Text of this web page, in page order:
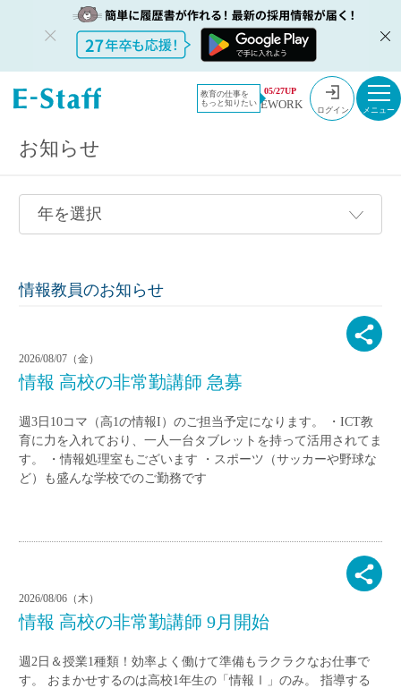
教育の仕事を
もっと知りたい
05/27UP
EWORK ログイン
教員採用情報のイー・スタッフ TOP 採用情報
お知らせ
情報教員のお知らせ
2026/08/07（金）
情報 高校の非常勤講師 急募
週3日10コマ（高1の情報I）のご担当予定になります。 ・ICT教
育に力を入れており、一人一台タブレットを持って活用されてま
す。 ・情報処理室もございます ・スポーツ（サッカーや野球な
ど）も盛んな学校でのご勤務です
2026/08/06（木）
情報 高校の非常勤講師 9月開始
週2日＆授業1種類！効率よく働けて準備もラクラクなお仕事で
す。 おまかせするのは高校1年生の「情報Ⅰ」のみ。 指導する